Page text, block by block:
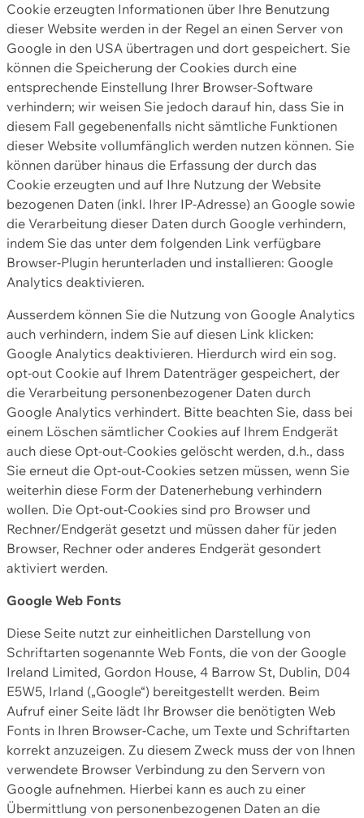
Cookie erzeugten Informationen über Ihre Benutzung
dieser Website werden in der Regel an einen Server von
Google in den USA übertragen und dort gespeichert. Sie
können die Speicherung der Cookies durch eine
entsprechende Einstellung Ihrer Browser-Software
verhindern; wir weisen Sie jedoch darauf hin, dass Sie in
diesem Fall gegebenenfalls nicht sämtliche Funktionen
dieser Website vollumfänglich werden nutzen können. Sie
können darüber hinaus die Erfassung der durch das
Cookie erzeugten und auf Ihre Nutzung der Website
bezogenen Daten (inkl. Ihrer IP-Adresse) an Google sowie
die Verarbeitung dieser Daten durch Google verhindern,
indem Sie das unter dem folgenden Link verfügbare
Browser-Plugin herunterladen und installieren: Google
Analytics deaktivieren.
Ausserdem können Sie die Nutzung von Google Analytics
auch verhindern, indem Sie auf diesen Link klicken:
Google Analytics deaktivieren. Hierdurch wird ein sog.
opt-out Cookie auf Ihrem Datenträger gespeichert, der
die Verarbeitung personenbezogener Daten durch
Google Analytics verhindert. Bitte beachten Sie, dass bei
einem Löschen sämtlicher Cookies auf Ihrem Endgerät
auch diese Opt-out-Cookies gelöscht werden, d.h., dass
Sie erneut die Opt-out-Cookies setzen müssen, wenn Sie
weiterhin diese Form der Datenerhebung verhindern
wollen. Die Opt-out-Cookies sind pro Browser und
Rechner/Endgerät gesetzt und müssen daher für jeden
Browser, Rechner oder anderes Endgerät gesondert
aktiviert werden.
Google Web Fonts
Diese Seite nutzt zur einheitlichen Darstellung von
Schriftarten sogenannte Web Fonts, die von der Google
Ireland Limited, Gordon House, 4 Barrow St, Dublin, D04
E5W5, Irland („Google“) bereitgestellt werden. Beim
Aufruf einer Seite lädt Ihr Browser die benötigten Web
Fonts in Ihren Browser-Cache, um Texte und Schriftarten
korrekt anzuzeigen. Zu diesem Zweck muss der von Ihnen
verwendete Browser Verbindung zu den Servern von
Google aufnehmen. Hierbei kann es auch zu einer
Übermittlung von personenbezogenen Daten an die